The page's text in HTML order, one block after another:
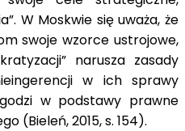
W Moskwie się uważa, że
swoje wzorce ustrojowe,
narusza zasady
w ich sprawy
w podstawy prawne
(Bieleń, 2015, s. 154).